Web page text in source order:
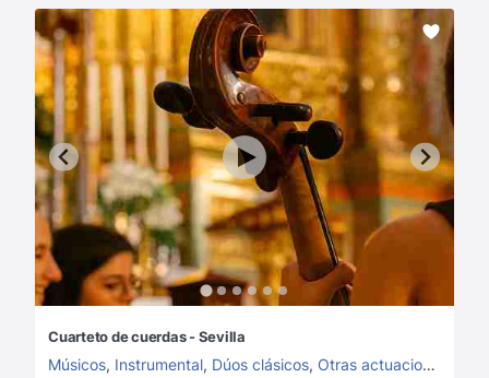
Cuarteto de cuerdas - Sevilla
Músicos, Instrumental, Dúos clásicos, Otras actuaciones instrumentales